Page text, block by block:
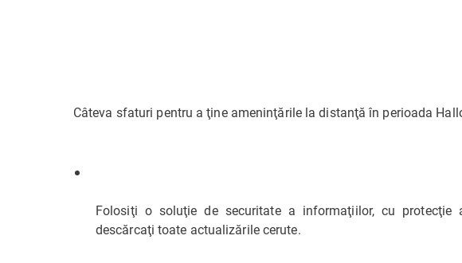
Câteva sfaturi pentru a ţine ameninţările la distanţă în perioada
Folosiţi o soluţie de securitate a informaţiilor, cu
descărcaţi toate actualizările cerute.